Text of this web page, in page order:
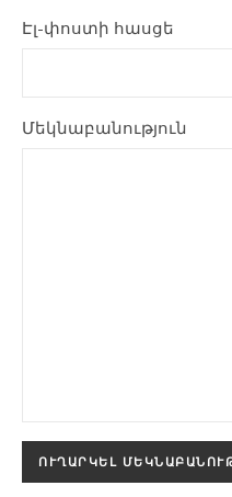
Էլ-փոստի հասցե
Մեկնաբանություն